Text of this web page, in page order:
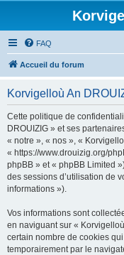
FAQ
Accueil du forum
Korvigelloù An
Cette politique de
DROUIZIG » et ses
« notre », « nos », «
« https://www.drouizig.org/
phpBB » et « phpBB Limited
des sessions d’utilisation de
informations »).
Vos informations sont
en naviguant sur «
certain nombre de cookies
temporairement par le